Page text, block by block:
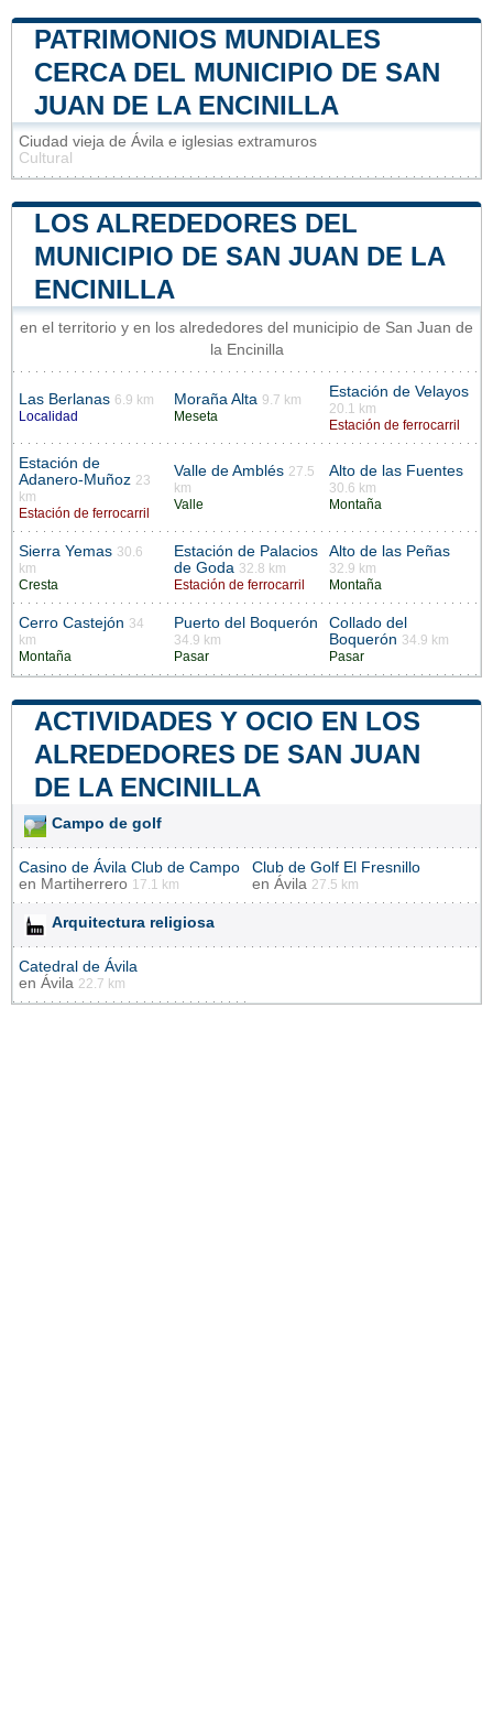
PATRIMONIOS MUNDIALES
CERCA DEL MUNICIPIO DE SAN
JUAN DE LA ENCINILLA
Ciudad vieja de Ávila e iglesias extramuros
Cultural
LOS ALREDEDORES DEL
MUNICIPIO DE SAN JUAN DE LA
ENCINILLA
en el territorio y en los alrededores del municipio de San Juan de
la Encinilla
Las Berlanas 6.9 km
Localidad
Moraña Alta 9.7 km
Meseta
Estación de Velayos
20.1 km
Estación de ferrocarril
Estación de
Adanero-Muñoz 23
km
Estación de ferrocarril
Valle de Amblés 27.5
km
Valle
Alto de las Fuentes
30.6 km
Montaña
Sierra Yemas 30.6
km
Cresta
Estación de Palacios
de Goda 32.8 km
Estación de ferrocarril
Alto de las Peñas
32.9 km
Montaña
Cerro Castejón 34
km
Montaña
Puerto del Boquerón
34.9 km
Pasar
Collado del
Boquerón 34.9 km
Pasar
ACTIVIDADES Y OCIO EN LOS
ALREDEDORES DE SAN JUAN
DE LA ENCINILLA
Campo de golf
Casino de Ávila Club de Campo
en Martiherrero 17.1 km
Club de Golf El Fresnillo
en Ávila 27.5 km
Arquitectura religiosa
Catedral de Ávila
en Ávila 22.7 km